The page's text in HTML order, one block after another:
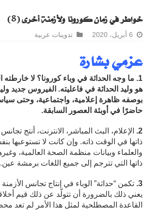
خواطر في زمان كورونا ولأزمنة أخرى (8)
6 أبريل، 2020 تدوينات عربية
عزمي بشارة
1. ما وجه الحداثة في وباء كورونا؟ لا خارطته
هو وليد الحداثة في فاعليته. الفيروس جديد
بوصفه ظاهرة إعلامية، واجتماعية، وحتى
حاضرًا في أوبئة العصور السابقة.
2.
الإعلام، البث المباشر، الانترنت، أنتج
ذاتها في الوقت ذاته. وإن كانت لا تستوعبها
والعلماء وبيانات منظمة الصحة العالمية،
ذاتها التي تترجم إلى جميع اللغات برمشة عين.
3. تكمن “حداثة” الوباء في إنتاج تجانس
يعني ذلك بالضرورة أن تتولّد عن ذلك قيم
القاعدة المصطلحية لمثل هذا الأمر لم